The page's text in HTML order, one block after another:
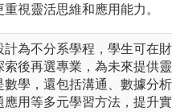
視靈活思維和應用能力。
為不分系學程，學生可在財
後再選專業，為未來提供靈
學，還包括溝通、數據分
用等多元學習方法，提升實